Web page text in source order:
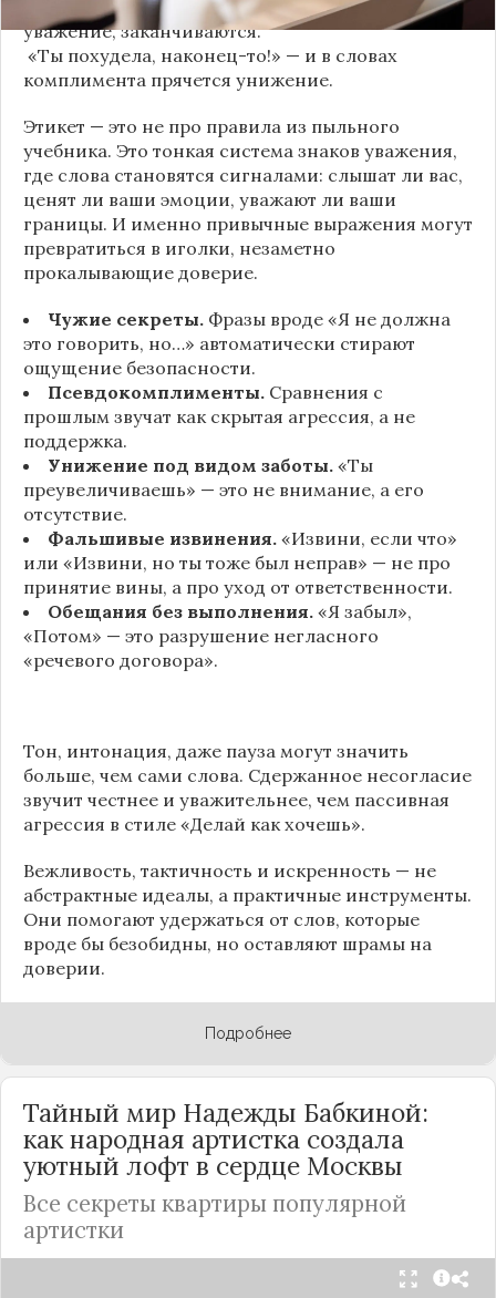
«Хватит ныть» — и разговор, а вместе с ним
уважение, заканчиваются.
«Ты похудела, наконец-то!» — и в словах
комплимента прячется унижение.
Этикет — это не про правила из пыльного
учебника. Это тонкая система знаков уважения,
где слова становятся сигналами: слышат ли вас,
ценят ли ваши эмоции, уважают ли ваши
границы. И именно привычные выражения могут
превратиться в иголки, незаметно
прокалывающие доверие.
Чужие секреты. Фразы вроде «Я не должна
это говорить, но…» автоматически стирают
ощущение безопасности.
Псевдокомплименты. Сравнения с
прошлым звучат как скрытая агрессия, а не
поддержка.
Унижение под видом заботы. «Ты
преувеличиваешь» — это не внимание, а его
отсутствие.
Фальшивые извинения. «Извини, если что»
или «Извини, но ты тоже был неправ» — не про
принятие вины, а про уход от ответственности.
Обещания без выполнения. «Я забыл»,
«Потом» — это разрушение негласного
«речевого договора».
Тон, интонация, даже пауза могут значить
больше, чем сами слова. Сдержанное несогласие
звучит честнее и уважительнее, чем пассивная
агрессия в стиле «Делай как хочешь».
Вежливость, тактичность и искренность — не
абстрактные идеалы, а практичные инструменты.
Они помогают удержаться от слов, которые
вроде бы безобидны, но оставляют шрамы на
доверии.
Подробнее
Тайный мир Надежды Бабкиной:
как народная артистка создала
уютный лофт в сердце Москвы
Все секреты квартиры популярной
артистки